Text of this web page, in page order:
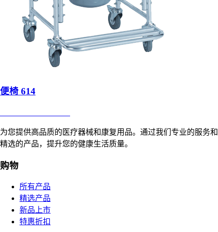
便椅 614
为您提供高品质的医疗器械和康复用品。通过我们专业的服务和
精选的产品，提升您的健康生活质量。
购物
所有产品
精选产品
新品上市
特惠折扣